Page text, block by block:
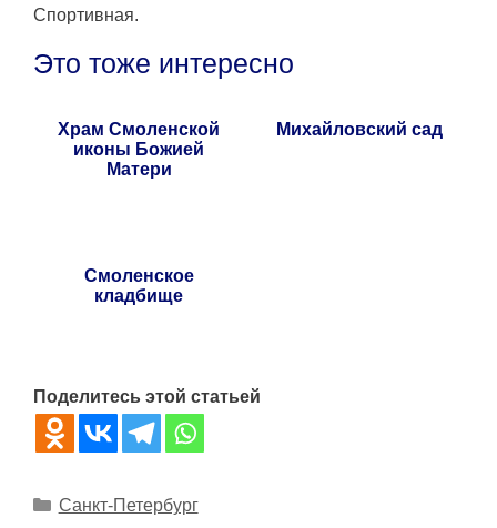
Спортивная.
Это тоже интересно
Храм Смоленской
иконы Божией
Матери
Михайловский сад
Смоленское
кладбище
Поделитесь этой статьей
Рубрики
Санкт-Петербург